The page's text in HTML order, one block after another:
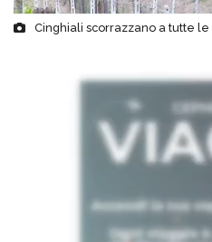
Cinghiali scorrazzano a tutte